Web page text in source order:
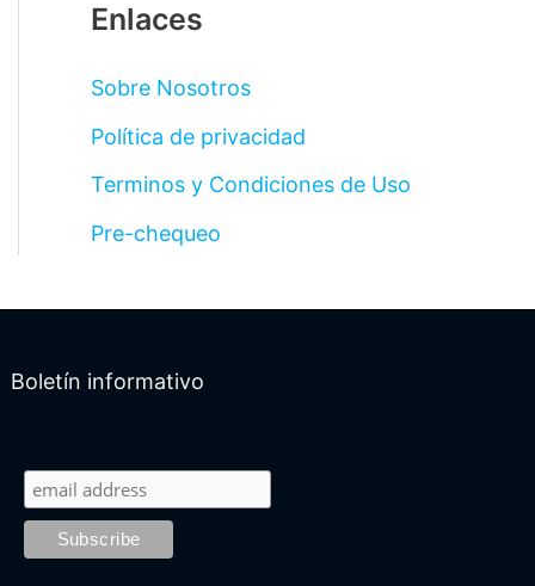
Enlaces
Sobre Nosotros
Política de privacidad
Terminos y Condiciones de Uso
Pre-chequeo
Boletín informativo